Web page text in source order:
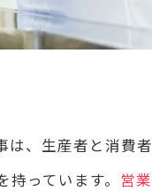
は、生産者と消費者
っています。 営業